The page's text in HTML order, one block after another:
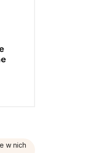
w nich